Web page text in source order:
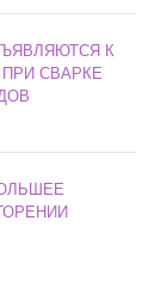
К
СВАРКЕ